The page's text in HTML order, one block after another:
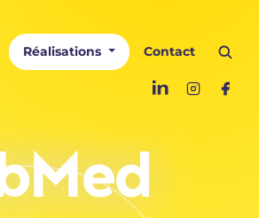
Réalisations Contact